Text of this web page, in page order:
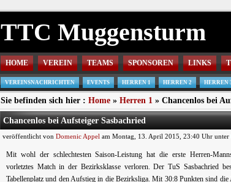
TTC Muggensturm
HOME VEREIN TEAMS SPONSOREN LINKS
VEREINSNACHRICHTEN EVENTS HERREN 1 HERREN 2 HERREN
Sie befinden sich hier : Home » Herren 1 » Chancenlos bei
Chancenlos bei Aufsteiger Sasbachried
veröffentlicht von Domenic Appel am Montag, 13. April 2015, 23:40 Uhr unter
Mit wohl der schlechtesten Saison-Leistung hat die erste Herren-
vorletztes Match in der Bezirksklasse verloren. Der TuS Sasbachried
Tabellenplatz und den Aufstieg in die Bezirksliga. Mit 30:8 Punkten sind